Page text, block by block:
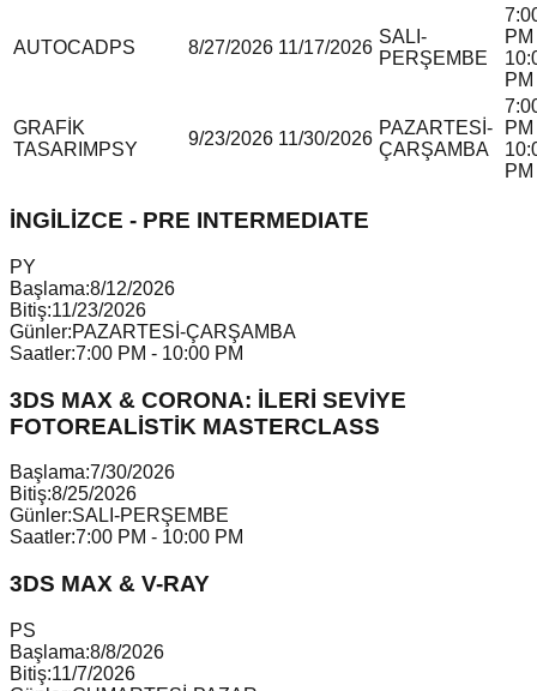
AUTOCADPS 8/27/2026 11/17/2026
SALI-
PERŞEMBE
PM
PM
GRAFİK
TASARIM PSY
9/23/2026 11/30/2026
PAZARTESİ-
ÇARŞAMBA
PM
PM
İNGİLİZCE - PRE INTERMEDIATE
PY
Başlama:8/12/2026
Bitiş:11/23/2026
Günler:PAZARTESİ-ÇARŞAMBA
Saatler:7:00 PM - 10:00 PM
3DS MAX & CORONA: İLERİ SEVİYE
FOTOREALİSTİK MASTERCLASS
Başlama:7/30/2026
Bitiş:8/25/2026
Günler:SALI-PERŞEMBE
Saatler:7:00 PM - 10:00 PM
3DS MAX & V-RAY
PS
Başlama:8/8/2026
Bitiş:11/7/2026